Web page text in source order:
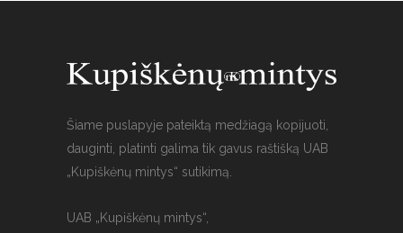
Šiame puslapyje pateiktą medžiagą kopijuoti,
dauginti, platinti galima tik gavus raštišką UAB
„Kupiškėnų mintys“ sutikimą.
UAB „Kupiškėnų mintys“,